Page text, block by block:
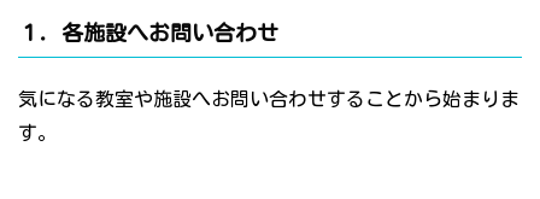
１．各施設へお問い合わせ
気になる教室や施設へお問い合わせすることから始まりま
す。